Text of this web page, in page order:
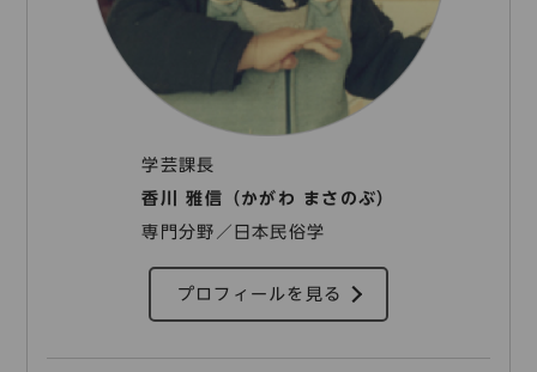
学芸課長
香川 雅信（かがわ まさのぶ）
専門分野／日本民俗学
プロフィールを見る